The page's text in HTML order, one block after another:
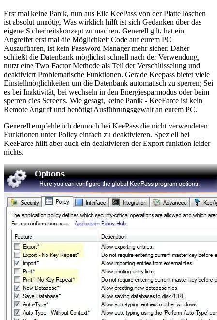
Erst mal keine Panik, nun aus Eile KeePass von der Platte löschen
ist absolut unnötig. Was wirklich hilft ist sich Gedanken über das
eigene Sicherheitskonzept zu machen. Generell gilt, hat ein
Angreifer erst mal die Möglichkeit Code auf eurem PC
Auszuführen, ist kein Password Manager mehr sicher. Daher
schließt die Datenbank möglichst schnell nach der Verwendung,
nutzt eine Two Factor Methode als Teil der Verschlüsselung und
deaktiviert Problematische Funktionen. Gerade Keepass bietet viele
Einstellmöglichkeiten um die Datenbank automatisch zu sperren; Sei
es bei Inaktivität, bei wechseln in den Energiesparmodus oder beim
sperren dies Screens. Wie gesagt, keine Panik - KeeFarce ist kein
Remote Angriff und benötigt Ausführungsgewalt an eurem PC.
Generell empfehle ich dennoch bei KeePass die nicht verwendeten
Funktionen unter Policy einfach zu deaktivieren. Speziell bei
KeeFarce hilft aber auch ein deaktivieren der Export funktion leider
nichts.